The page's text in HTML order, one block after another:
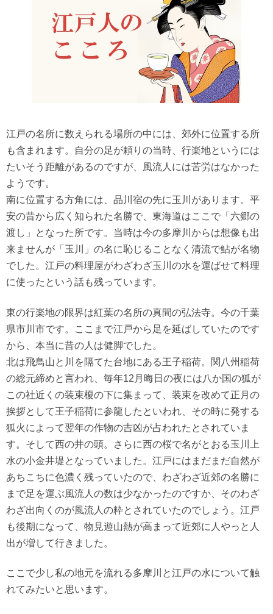
江戸の名所に数えられる場所の中には、郊外に位置する所
も含まれます。自分の足が頼りの当時、行楽地というには
たいそう距離があるのですが、風流人には苦労はなかった
ようです。
南に位置する方角には、品川宿の先に玉川があります。平
安の昔から広く知られた名勝で、東海道はここで「六郷の
渡し」となった所です。当時は今の多摩川からは想像も出
来ませんが「玉川」の名に恥じることなく清流で鮎が名物
でした。江戸の料理屋がわざわざ玉川の水を運ばせて料理
に使ったという話も残っています。
東の行楽地の限界は紅葉の名所の真間の弘法寺。今の千葉
県市川市です。ここまで江戸から足を延ばしていたのです
から、本当に昔の人は健脚でした。
北は飛鳥山と川を隔てた台地にある王子稲荷。関八州稲荷
の総元締めと言われ、毎年12月晦日の夜には八か国の狐が
この社近くの装束榎の下に集まって、装束を改めて正月の
挨拶として王子稲荷に参龍したといわれ、その時に発する
狐火によって翌年の作物の吉凶が占われたとされていま
す。そして西の井の頭。さらに西の桜で名がとおる玉川上
水の小金井堤となっていました。江戸にはまだまだ自然が
あちこちに色濃く残っていたので、わざわざ近郊の名勝に
まで足を運ぶ風流人の数は少なかったのですか、そのわざ
わざ出向くのが風流人の粋とされていたのでしょう。江戸
も後期になって、物見遊山熱が高まって近郊に人やっと人
出が増して行きました。
ここで少し私の地元を流れる多摩川と江戸の水について触
れてみたいと思います。